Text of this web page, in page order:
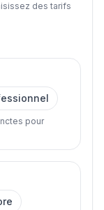
des tarifs
pour